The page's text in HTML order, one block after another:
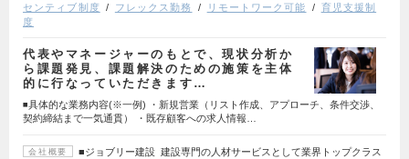
センティブ制度
フレックス勤務 リモートワーク可能
育児支援制
度
代表やマネージャーのもとで、現状分析か
ら課題発見、課題解決のための施策を主体
的に行なっていただきます…
◾️具体的な業務内容(※一例) ・新規営業（リスト作成、アプローチ、条件交渉、
契約締結まで一気通貫） ・既存顧客への求人情報…
会社概要
■ジョブリー建設 建設専門の人材サービスとして業界トップクラス